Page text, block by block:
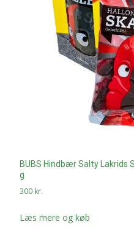
BUBS Hindbær Salty Lakrids
g
300 kr.
Læs mere og køb